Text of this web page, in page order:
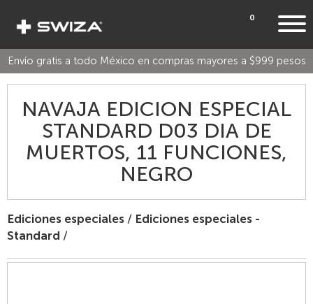
0
Envío gratis a todo México en compras mayores a $999 pesos
NAVAJA EDICION ESPECIAL
STANDARD D03 DIA DE
MUERTOS, 11 FUNCIONES,
NEGRO
Ediciones especiales / Ediciones especiales -
Standard /